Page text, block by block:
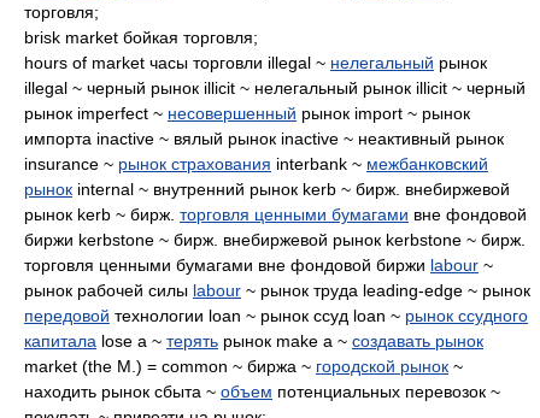
торговля;
brisk market бойкая торговля;
hours of market часы торговли illegal ~ нелегальный рынок
illegal ~ черный рынок illicit ~ нелегальный рынок illicit ~ черный
рынок imperfect ~ несовершенный рынок import ~ рынок
импорта inactive ~ вялый рынок inactive ~ неактивный рынок
insurance ~ рынок страхования interbank ~ межбанковский
рынок internal ~ внутренний рынок kerb ~ бирж. внебиржевой
рынок kerb ~ бирж. торговля ценными бумагами вне фондовой
биржи kerbstone ~ бирж. внебиржевой рынок kerbstone ~ бирж.
торговля ценными бумагами вне фондовой биржи labour ~
рынок рабочей силы labour ~ рынок труда leading-edge ~ рынок
передовой технологии loan ~ рынок ссуд loan ~ рынок ссудного
капитала lose a ~ терять рынок make a ~ создавать рынок
market (the M.) = common ~ биржа ~ городской рынок ~
находить рынок сбыта ~ объем потенциальных перевозок ~